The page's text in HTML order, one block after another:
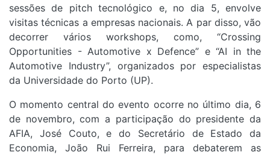
sessões de pitch tecnológico e, no dia 5, envolve
visitas técnicas a empresas nacionais. A par disso, vão
decorrer vários workshops, como, “Crossing
Opportunities - Automotive x Defence” e “AI in the
Automotive Industry”, organizados por especialistas
da Universidade do Porto (UP).
O momento central do evento ocorre no último dia, 6
de novembro, com a participação do presidente da
AFIA, José Couto, e do Secretário de Estado da
Economia, João Rui Ferreira, para debaterem as